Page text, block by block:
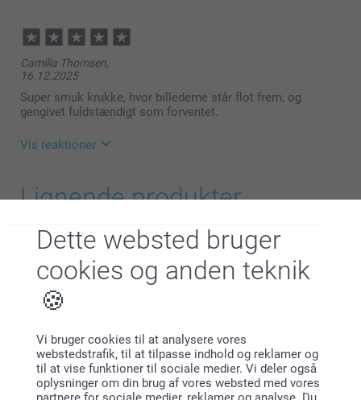
Dette websted bruger
cookies og anden teknik
Vi bruger cookies til at analysere vores
webstedstrafik, til at tilpasse indhold og reklamer og
til at vise funktioner til sociale medier. Vi deler også
oplysninger om din brug af vores websted med vores
Camilla Thomsen,
16.12.2025
Super smuk krukke, hvor billederne står flot frem, og
gengivet fuldstændigt som forventet.
Vis reaktioner
29.12.2025
11:29
Tusind tak for din anmeldelse!
Dejligt at høre, at du er tilfreds med din personlige
slikkrukke, og at billederne er gengivet som
forventet.
Zeinab @smartphoto
Lignende produkter
Chokolade med foto
4 varianter
279,00
(3 anmeldelser)
Kagedåse metal
10 varianter
Fra 179,00
3 varianter
269,00
2 varianter
199,00
(11 anmeldelser)